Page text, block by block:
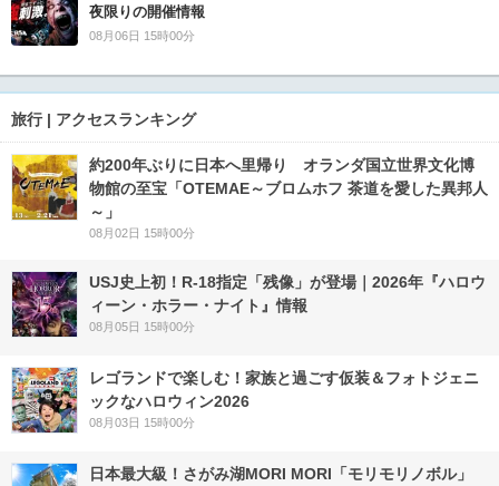
夜限りの開催情報
08月06日 15時00分
旅行 | アクセスランキング
約200年ぶりに日本へ里帰り オランダ国立世界文化博
物館の至宝「OTEMAE～ブロムホフ 茶道を愛した異邦人
～」
08月02日 15時00分
USJ史上初！R-18指定「残像」が登場｜2026年『ハロウ
ィーン・ホラー・ナイト』情報
08月05日 15時00分
レゴランドで楽しむ！家族と過ごす仮装＆フォトジェニ
ックなハロウィン2026
08月03日 15時00分
日本最大級！さがみ湖MORI MORI「モリモリノボル」